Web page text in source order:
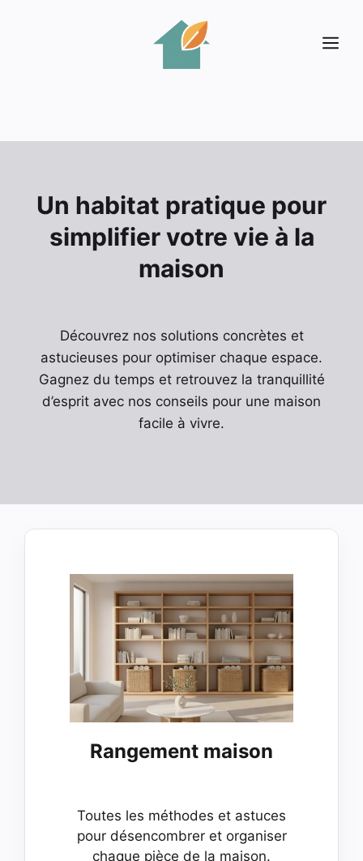
Un habitat pratique pour
simplifier votre vie à la
maison
Découvrez nos solutions concrètes et
astucieuses pour optimiser chaque espace.
Gagnez du temps et retrouvez la tranquillité
d’esprit avec nos conseils pour une maison
facile à vivre.
Rangement maison
Toutes les méthodes et astuces
pour désencombrer et organiser
chaque pièce de la maison.